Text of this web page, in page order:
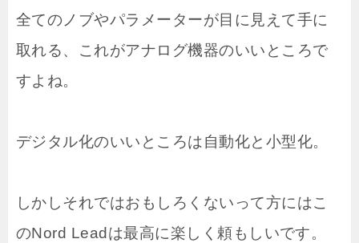
全てのノブやパラメーターが目に見えて手に
取れる、これがアナログ機器のいいところで
すよね。
デジタル化のいいところは自動化と小型化。
しかしそれではおもしろくないって方にはこ
のNord Leadは最高に楽しく頼もしいです。